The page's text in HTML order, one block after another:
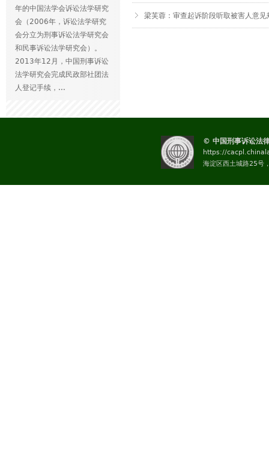
年的中国法学会诉讼法学研究
会（2006年，诉讼法学研究
会分立为刑事诉讼法学研究会
和民事诉讼法学研究会）。
2013年12月，中国刑事诉讼
法学研究会完成民政部社团法
人登记手续，...
梁芙蓉：审查起诉阶段听取被害人意见
© 中国刑事诉讼法
https://
海淀区西土城路25号